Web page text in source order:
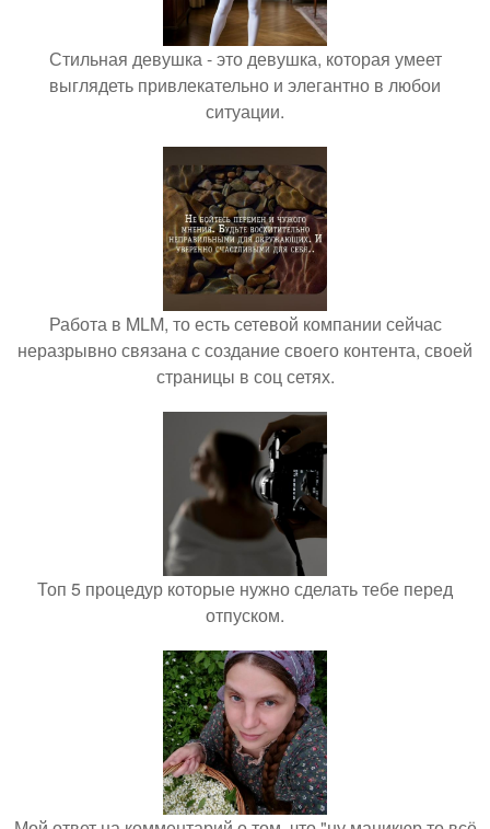
Стильная девушка - это девушка, которая умеет
выглядеть привлекательно и элегантно в любои
ситуации.
Работа в MLM, то есть сетевой компании сейчас
неразрывно связана с создание своего контента, своей
страницы в соц сетях.
Топ 5 процедур которые нужно сделать тебе перед
отпуском.